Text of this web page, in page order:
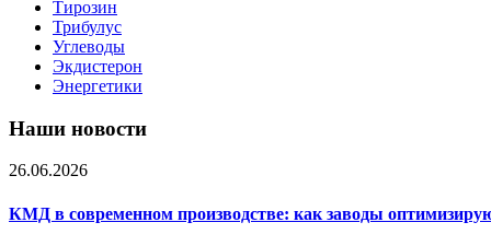
Тирозин
Трибулус
Углеводы
Экдистерон
Энергетики
Наши новости
26.06.2026
КМД в современном производстве: как заводы